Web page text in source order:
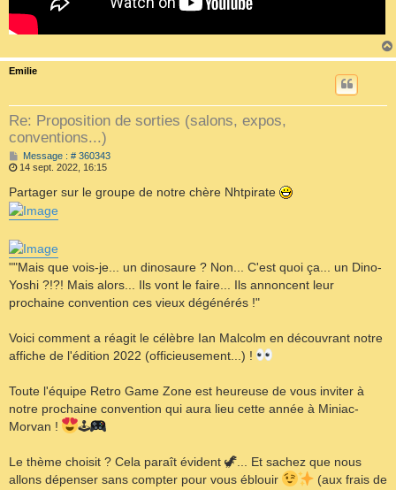
Emilie
Re: Proposition de sorties (salons, expos,
conventions...)
Message : # 360343M
s
14 sept. 2022, 16:15
Partager sur le groupe de notre chère Nhtpirate
""Mais que vois-je... un dinosaure ? Non... C'est quoi ça... un Dino-
Yoshi ?!?! Mais alors... Ils vont le faire... Ils annoncent leur
prochaine convention ces vieux dégénérés !"
Voici comment a réagit le célèbre Ian Malcolm en découvrant notre
affiche de l'édition 2022 (officieusement...) !
Toute l'équipe Retro Game Zone est heureuse de vous inviter à
notre prochaine convention qui aura lieu cette année à Miniac-
Morvan !
🕹
Le thème choisit ? Cela paraît évident 🦖... Et sachez que nous
allons dépenser sans compter pour vous éblouir
(aux frais de